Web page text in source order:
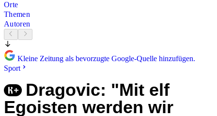
Orte
Themen
Autoren
Kleine Zeitung als bevorzugte Google-Quelle hinzufügen.
Sport
Dragovic: "Mit elf
Egoisten werden wir